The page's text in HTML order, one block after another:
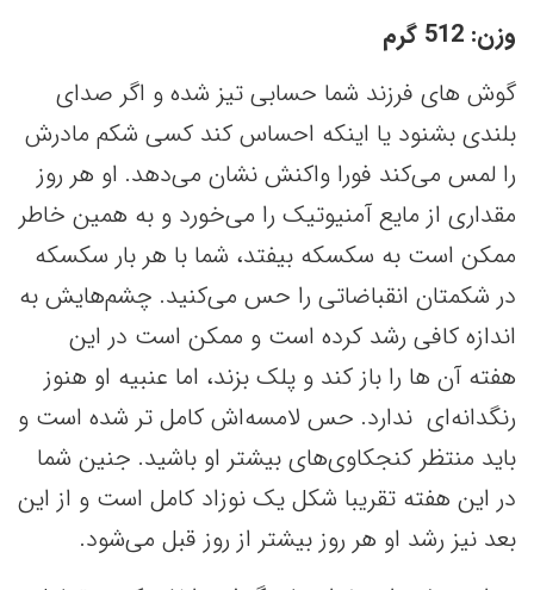
وزن: 512 گرم
گوش های فرزند شما حسابی تیز شده و اگر صدای
بلندی بشنود یا اینکه احساس کند کسی شکم مادرش
را لمس می‌کند فورا واکنش نشان می‌دهد. او هر روز
مقداری از مایع آمنیوتیک را می‌خورد و به همین خاطر
ممکن است به سکسکه بیفتد، شما با هر بار سکسکه
در شکمتان انقباضاتی را حس می‌کنید. چشم‌هایش به
اندازه کافی رشد کرده است و ممکن است در این
هفته آن ها را باز کند و پلک بزند، اما عنبیه او هنوز
رنگدانه‌ای ندارد. حس لامسه‌اش کامل تر شده است و
باید منتظر کنجکاوی‌های بیشتر او باشید. جنین شما
در این هفته تقریبا شکل یک نوزاد کامل است و از این
بعد نیز رشد او هر روز بیشتر از روز قبل می‌شود.